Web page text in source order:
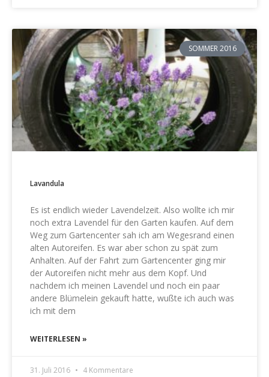
SOMMER 2016
Lavandula
Es ist endlich wieder Lavendelzeit. Also wollte ich mir
noch extra Lavendel für den Garten kaufen. Auf dem
Weg zum Gartencenter sah ich am Wegesrand einen
alten Autoreifen. Es war aber schon zu spät zum
Anhalten. Auf der Fahrt zum Gartencenter ging mir
der Autoreifen nicht mehr aus dem Kopf. Und
nachdem ich meinen Lavendel und noch ein paar
andere Blümelein gekauft hatte, wußte ich auch was
ich mit dem
WEITERLESEN »
31. Juli 2016 4 Kommentare